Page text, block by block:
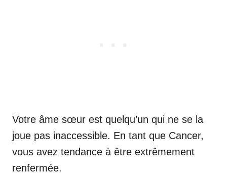
Votre âme sœur est quelqu’un qui ne se la
joue pas inaccessible. En tant que Cancer,
vous avez tendance à être extrêmement
renfermée.